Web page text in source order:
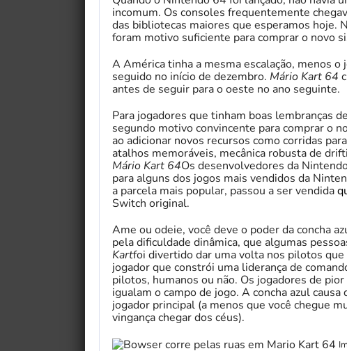
incomum. Os consoles frequentemente
das bibliotecas maiores que esperamos hoje.
foram motivo suficiente para comprar o novo
A América tinha a mesma escalação, menos o
seguido no início de dezembro. Mário Kart 64
antes de seguir para o oeste no ano seguinte.
Para jogadores que tinham boas lembranças de
segundo motivo convincente para comprar o
ao adicionar novos recursos como corridas
atalhos memoráveis, mecânica robusta de
Mário Kart 64Os desenvolvedores da
para alguns dos jogos mais vendidos da
a parcela mais popular, passou a ser vendida
Switch original.
Ame ou odeie, você deve o poder da concha
pela dificuldade dinâmica, que algumas
Kartfoi divertido dar uma volta nos pilotos
jogador que constrói uma liderança de
pilotos, humanos ou não. Os jogadores de
igualam o campo de jogo. A concha azul
jogador principal (a menos que você chegue
vingança chegar dos céus).